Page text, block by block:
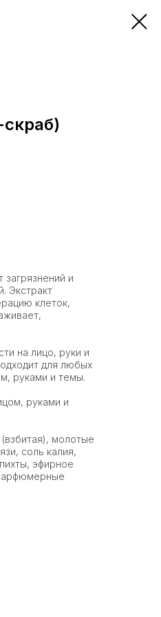
и
Экстракт
клеток,
на лицо, руки и
для любых
руками и темы.
руками и
молотые
соль калия,
эфирное